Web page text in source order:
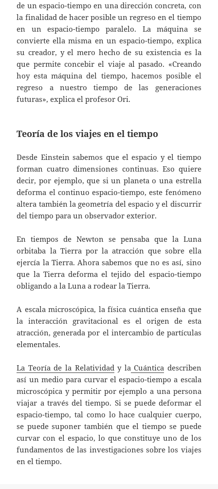
de un espacio-tiempo en una dirección concreta, con
la finalidad de hacer posible un regreso en el tiempo
en un espacio-tiempo paralelo. La máquina se
convierte ella misma en un espacio-tiempo, explica
su creador, y el mero hecho de su existencia es la
que permite concebir el viaje al pasado. «Creando
hoy esta máquina del tiempo, hacemos posible el
regreso a nuestro tiempo de las generaciones
futuras», explica el profesor Ori.
Teoría de los viajes en el tiempo
Desde Einstein sabemos que el espacio y el tiempo
forman cuatro dimensiones continuas. Eso quiere
decir, por ejemplo, que si un planeta o una estrella
deforma el continuo espacio-tiempo, este fenómeno
altera también la geometría del espacio y el discurrir
del tiempo para un observador exterior.
En tiempos de Newton se pensaba que la Luna
orbitaba la Tierra por la atracción que sobre ella
ejercía la Tierra. Ahora sabemos que no es así, sino
que la Tierra deforma el tejido del espacio-tiempo
obligando a la Luna a rodear la Tierra.
A escala microscópica, la física cuántica enseña que
la interacción gravitacional es el origen de esta
atracción, generada por el intercambio de partículas
elementales.
La Teoría de la Relatividady laCuántica describen
así un medio para curvar el espacio-tiempo a escala
microscópica y permitir por ejemplo a una persona
viajar a través del tiempo. Si se puede deformar el
espacio-tiempo, tal como lo hace cualquier cuerpo,
se puede suponer también que el tiempo se puede
curvar con el espacio, lo que constituye uno de los
fundamentos de las investigaciones sobre los viajes
en el tiempo.